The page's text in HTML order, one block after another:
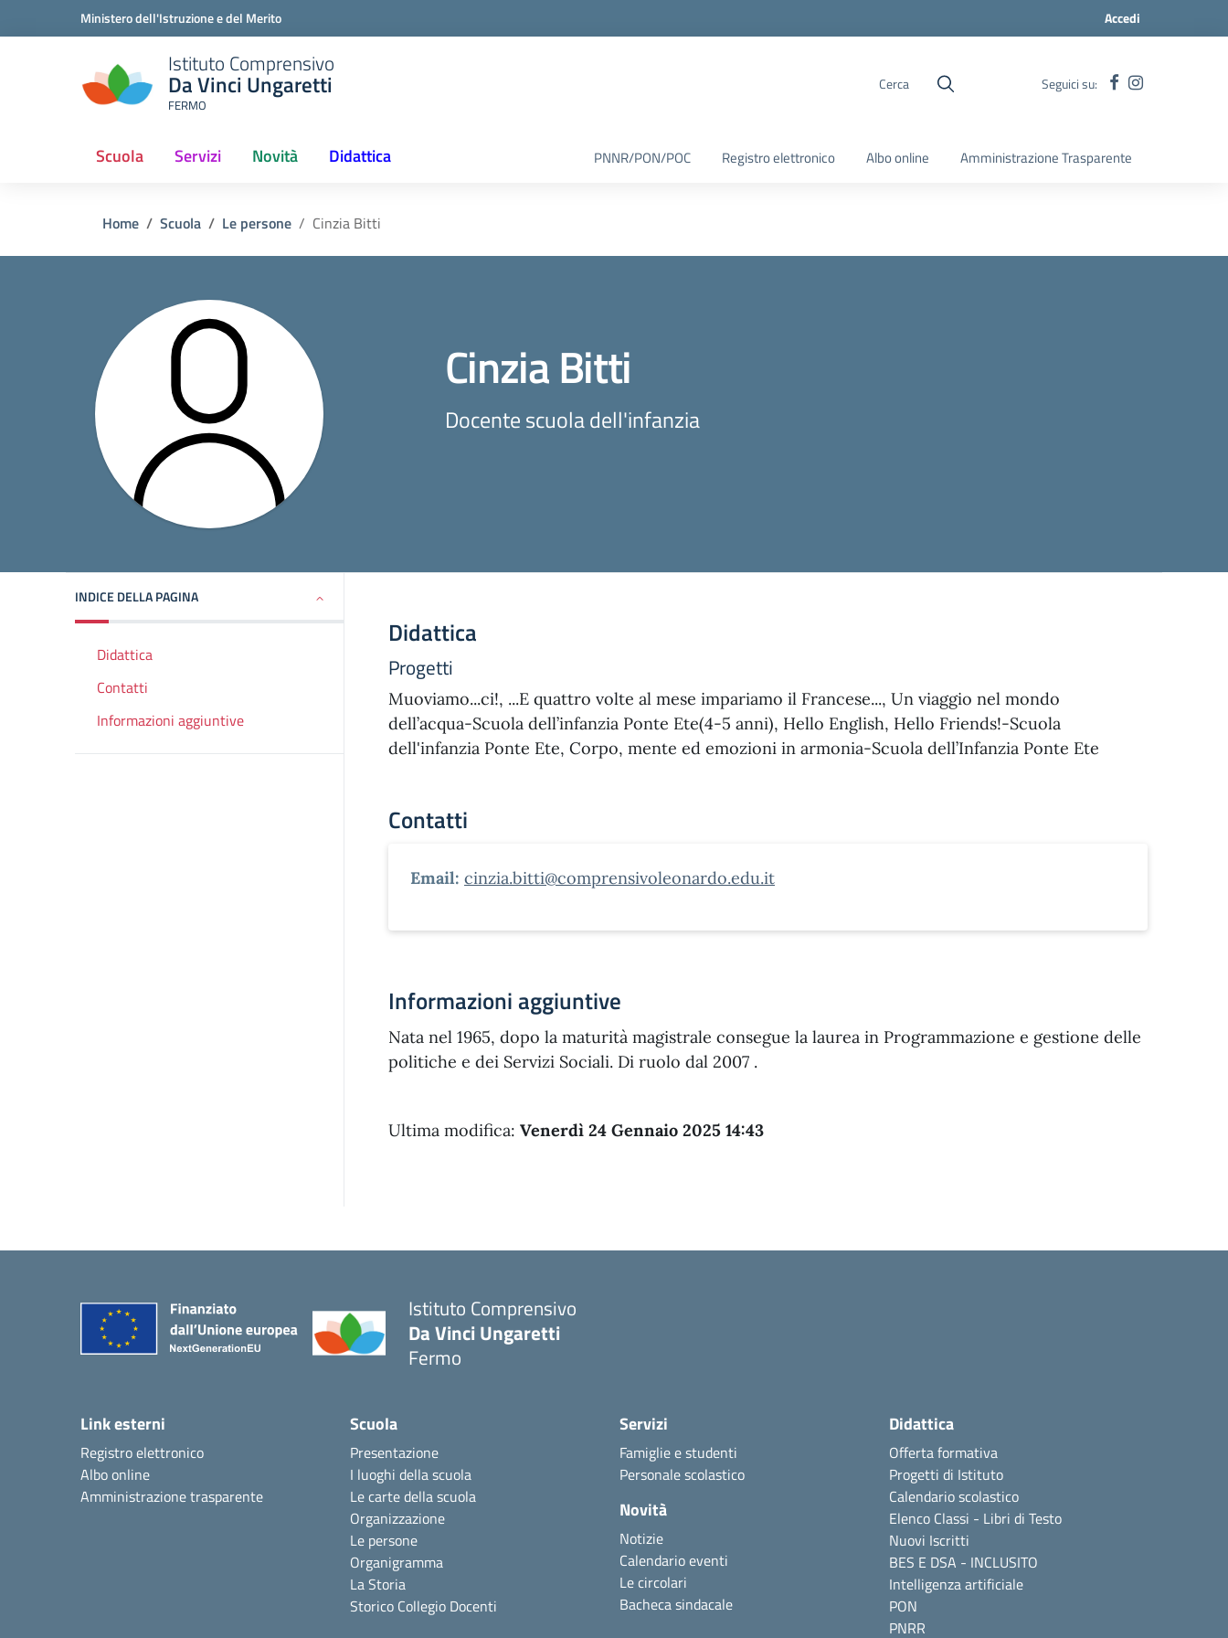
Ministero dell'Istruzione e del Merito Accedi
Istituto Comprensivo
Da Vinci Ungaretti
FERMO
Cerca Seguici su:
Scuola Servizi Novità Didattica
(current) PNNR/PON/POC Registro elettronico Albo online Amministrazione Trasparente
Home Scuola Le persone Cinzia Bitti
Cinzia Bitti
Docente scuola dell'infanzia
INDICE DELLA PAGINA
Didattica
Contatti
Informazioni aggiuntive
Didattica
Progetti
Muoviamo...ci!, ...E quattro volte al mese impariamo il Francese..., Un viaggio nel mondo
dell’acqua-Scuola dell’infanzia Ponte Ete(4-5 anni), Hello English, Hello Friends!-Scuola
dell'infanzia Ponte Ete, Corpo, mente ed emozioni in armonia-Scuola dell’Infanzia Ponte Ete
Contatti
Email: cinzia.bitti@comprensivoleonardo.edu.it
Informazioni aggiuntive
Nata nel 1965, dopo la maturità magistrale consegue la laurea in Programmazione e gestione delle
politiche e dei Servizi Sociali. Di ruolo dal 2007 .
Ultima modifica: Venerdì 24 Gennaio 2025 14:43
Istituto Comprensivo
Da Vinci Ungaretti
Fermo
Link esterni
Registro elettronico
Albo online
Amministrazione trasparente
Scuola
Presentazione
I luoghi della scuola
Le carte della scuola
Organizzazione
Le persone
Organigramma
La Storia
Storico Collegio Docenti
Servizi
Famiglie e studenti
Personale scolastico
Novità
Notizie
Calendario eventi
Le circolari
Bacheca sindacale
Didattica
Offerta formativa
Progetti di Istituto
Calendario scolastico
Elenco Classi - Libri di Testo
Nuovi Iscritti
BES E DSA - INCLUSITO
Intelligenza artificiale
PON
PNRR